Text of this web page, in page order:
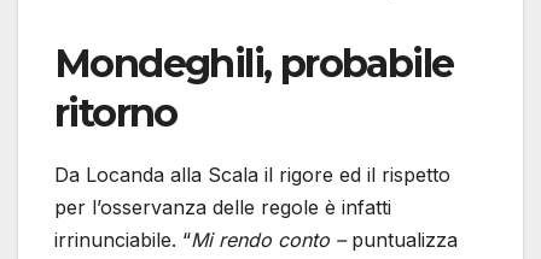
Mondeghili, probabile
ritorno
Da Locanda alla Scala il rigore ed il rispetto
per l’osservanza delle regole è infatti
irrinunciabile. “Mi rendo conto –puntualizza